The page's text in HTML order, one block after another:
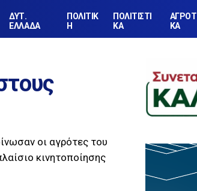
ΔΥΤ.
ΕΛΛΑΔΑ
ΠΟΛΙΤΙΚ
Η
ΠΟΛΙΤΙΣΤΙ
ΚΑ
ΑΓΡΟΤΙ
ΚΑ
οι αγρότες του
κινητοποίησης